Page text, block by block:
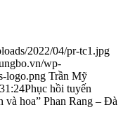
2022/04/pr-tc1.jpg
wp-
logo.png Trần Mỹ
Phục hồi tuyến
và hoa” Phan Rang – Đà